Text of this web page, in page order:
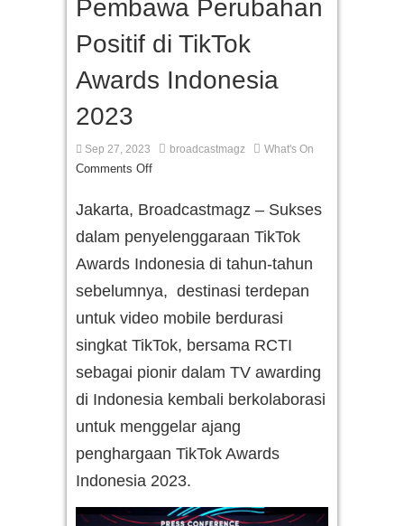
Pembawa Perubahan
Positif di TikTok
Awards Indonesia
2023
Sep 27, 2023 broadcastmagz What's On
Comments Off
Jakarta, Broadcastmagz – Sukses
dalam penyelenggaraan TikTok
Awards Indonesia di tahun-tahun
sebelumnya, destinasi terdepan
untuk video mobile berdurasi
singkat TikTok, bersama RCTI
sebagai pionir dalam TV awarding
di Indonesia kembali berkolaborasi
untuk menggelar ajang
penghargaan TikTok Awards
Indonesia 2023.